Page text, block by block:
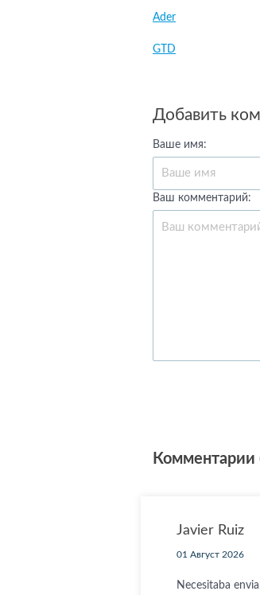
Ader
GTD
Добавить
Ваше имя:
Ваш комментарий:
Комментарии
Javier Ruiz
01 Август 2026
Necesitaba